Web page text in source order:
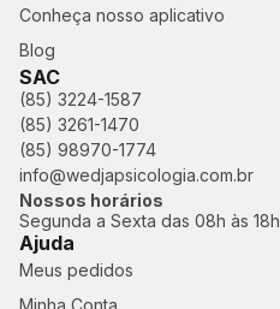
Conheça nosso aplicativo
Blog
SAC
(85) 3224-1587
(85) 3261-1470
(85) 98970-1774
info@wedjapsicologia.com.br
Nossos horários
Segunda a Sexta das 08h às 18h
Ajuda
Meus pedidos
Minha Conta